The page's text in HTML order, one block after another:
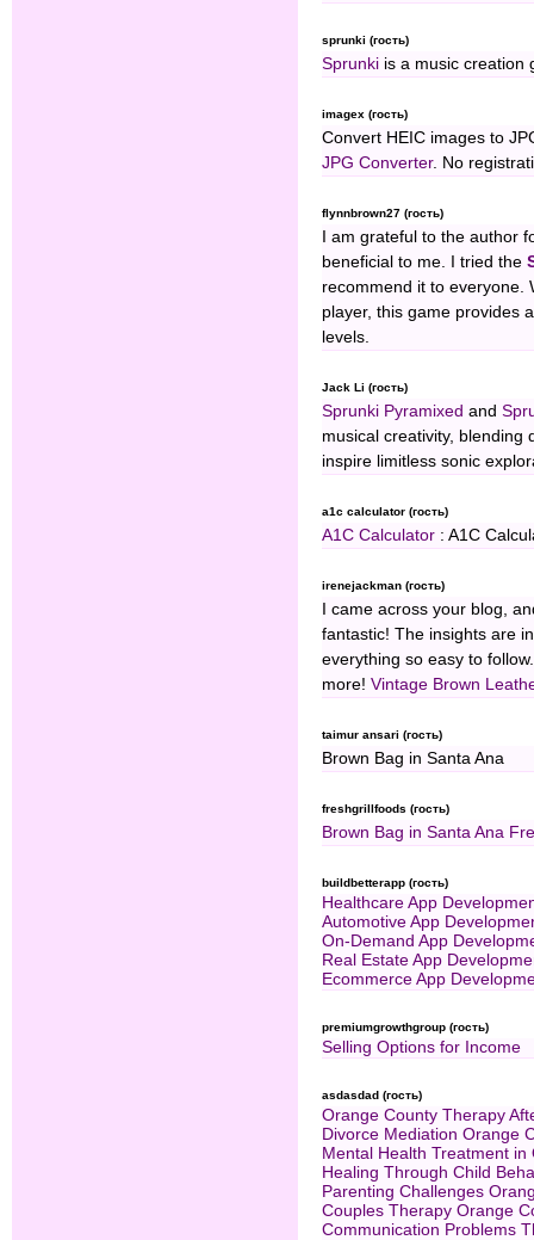
sprunki (гость)
Sprunki is a music creation
imagex (гость)
Convert HEIC images to
JPG Converter. No
flynnbrown27 (гость)
I am grateful to the author
beneficial to me. I tried the
recommend it to everyone.
player, this game provides
levels.
Jack Li (гость)
Sprunki Pyramixed and
musical creativity, blending
inspire limitless sonic
a1c calculator (гость)
A1C Calculator : A1C
irenejackman (гость)
I came across your blog,
fantastic! The insights are
everything so easy to
more! Vintage Brown
taimur ansari (гость)
Brown Bag in Santa Ana
freshgrillfoods (гость)
Brown Bag in Santa Ana
buildbetterapp (гость)
Healthcare App
Automotive App
On-Demand App
Real Estate App
Ecommerce App
premiumgrowthgroup (гость)
Selling Options for Income
asdasdad (гость)
Orange County Therapy
Divorce Mediation Orange
Mental Health Treatment in
Healing Through Child
Parenting Challenges
Couples Therapy Orange
Communication Problems